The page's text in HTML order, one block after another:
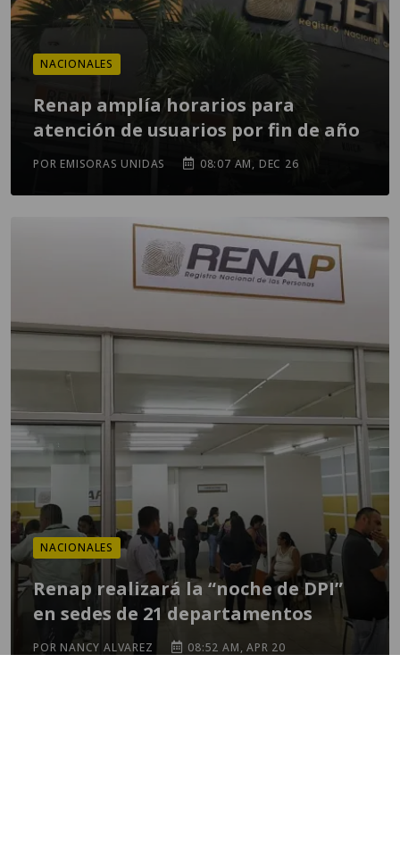
NACIONALES
Renap amplía horarios para
atención de usuarios por fin de año
POR EMISORAS UNIDAS 08:07 AM, DEC 26
NACIONALES
Renap realizará la “noche de DPI”
en sedes de 21 departamentos
POR NANCY ALVAREZ 08:52 AM, APR 20